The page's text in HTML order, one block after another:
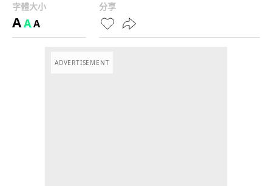
字體大小
AAA
分享
ADVERTISEMENT